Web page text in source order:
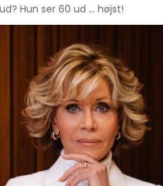
Hun ser 60 ud ... højst!